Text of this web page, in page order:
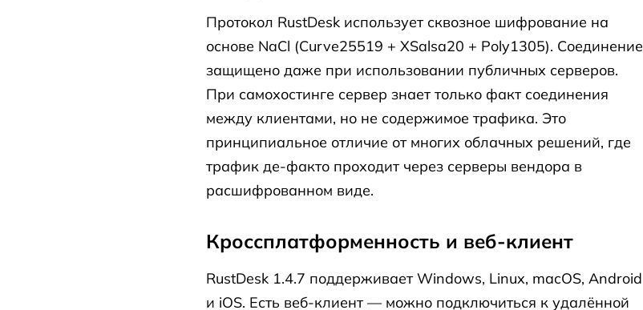
Протокол RustDesk использует сквозное шифрование на
основе NaCl (Curve25519 + XSalsa20 + Poly1305). Соединение
защищено даже при использовании публичных серверов.
При самохостинге сервер знает только факт соединения
между клиентами, но не содержимое трафика. Это
принципиальное отличие от многих облачных решений, где
трафик де-факто проходит через серверы вендора в
расшифрованном виде.
Кроссплатформенность и веб-клиент
RustDesk 1.4.7 поддерживает Windows, Linux, macOS, Android
и iOS. Есть веб-клиент — можно подключиться к удалённой